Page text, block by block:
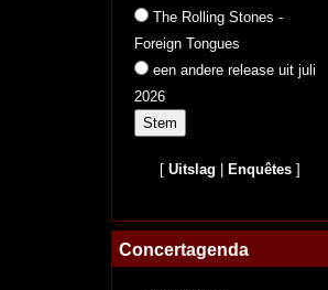
The Rolling Stones -
Foreign Tongues
een andere release uit juli
2026
[Uitslag Enquêtes ]
Concertagenda